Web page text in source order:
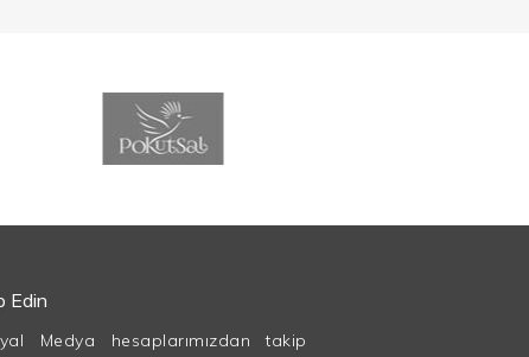
Edin
Medya hesaplarımızdan takip